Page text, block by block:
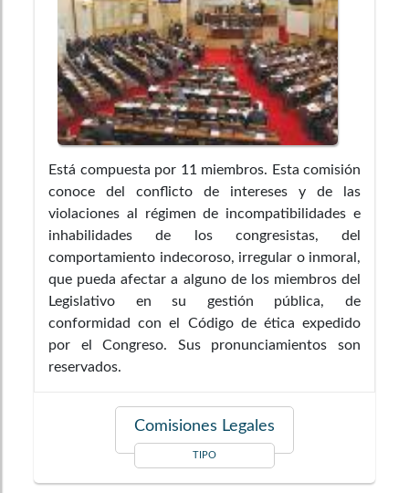
Está compuesta por 11 miembros. Esta comisión
conoce del conflicto de intereses y de las
violaciones al régimen de incompatibilidades e
inhabilidades de los congresistas, del
comportamiento indecoroso, irregular o inmoral,
que pueda afectar a alguno de los miembros del
Legislativo en su gestión pública, de
conformidad con el Código de ética expedido
por el Congreso. Sus pronunciamientos son
reservados.
Comisiones Legales
TIPO